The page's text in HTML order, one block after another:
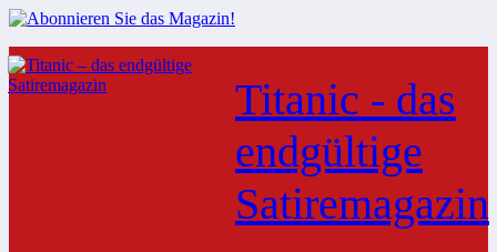
Zum
Inhalt
springen
Titanic - das
endgültige
Satiremagazin